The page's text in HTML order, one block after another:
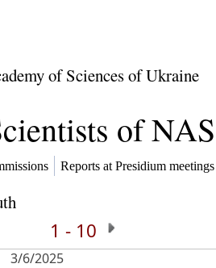
of Sciences of Ukraine
of
Reports at Presidium meetings
1 - 10
3/6/2025